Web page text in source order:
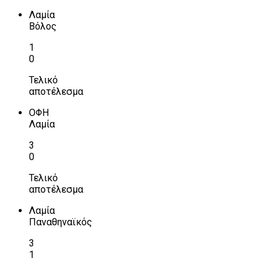
Λαμία
Βόλος
1
0
Τελικό
αποτέλεσμα
ΟΦΗ
Λαμία
3
0
Τελικό
αποτέλεσμα
Λαμία
Παναθηναϊκός
3
1